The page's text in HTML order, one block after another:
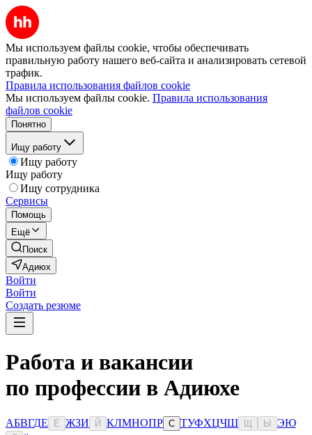
Мы используем файлы cookie, чтобы обеспечивать
правильную работу нашего веб-сайта и анализировать сетевой
трафик.
Правила использования файлов cookie
Мы используем файлы cookie. Правила использования
файлов cookie
Понятно
Ищу работу
Ищу работу
Ищу работу
Ищу сотрудника
Сервисы
Помощь
Ещё
Поиск
Адиюх
Войти
Войти
Создать резюме
Работа и вакансии
по профессии в Адиюхе
АБВГДЕ Ё ЖЗИ Й КЛМНОПР С ТУФХЦЧШ Ы ЭЮ